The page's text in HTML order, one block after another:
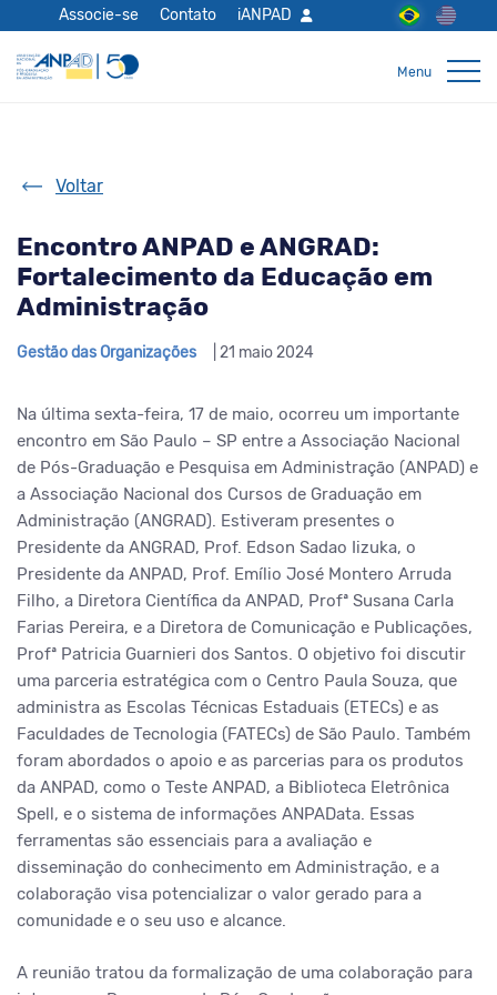
Associe-se Contato iANPAD
Voltar
Encontro ANPAD e ANGRAD:
Fortalecimento da Educação em
Administração
Gestão das Organizações | 21 maio 2024
Na última sexta-feira, 17 de maio, ocorreu um importante
encontro em São Paulo – SP entre a Associação Nacional
de Pós-Graduação e Pesquisa em Administração (ANPAD) e
a Associação Nacional dos Cursos de Graduação em
Administração (ANGRAD). Estiveram presentes o
Presidente da ANGRAD, Prof. Edson Sadao Iizuka, o
Presidente da ANPAD, Prof. Emílio José Montero Arruda
Filho, a Diretora Científica da ANPAD, Profª Susana Carla
Farias Pereira, e a Diretora de Comunicação e Publicações,
Profª Patricia Guarnieri dos Santos. O objetivo foi discutir
uma parceria estratégica com o Centro Paula Souza, que
administra as Escolas Técnicas Estaduais (ETECs) e as
Faculdades de Tecnologia (FATECs) de São Paulo. Também
foram abordados o apoio e as parcerias para os produtos
da ANPAD, como o Teste ANPAD, a Biblioteca Eletrônica
Spell, e o sistema de informações ANPAData. Essas
ferramentas são essenciais para a avaliação e
disseminação do conhecimento em Administração, e a
colaboração visa potencializar o valor gerado para a
comunidade e o seu uso e alcance.
A reunião tratou da formalização de uma colaboração para